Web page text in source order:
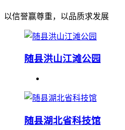
以信誉赢尊重，以品质求发展
随县洪山江滩公园
随县湖北省科技馆